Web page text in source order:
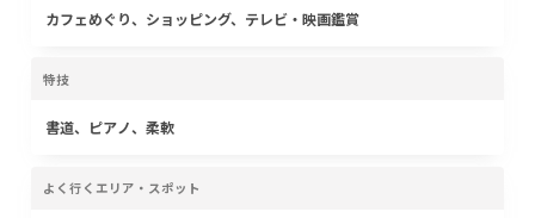
カフェめぐり、ショッピング、テレビ・映画鑑賞
特技
書道、ピアノ、柔軟
よく行くエリア・スポット